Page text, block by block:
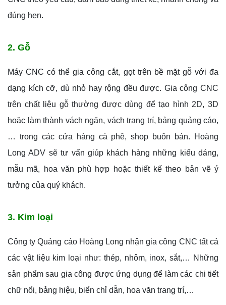
đúng hẹn.
2. Gỗ
Máy CNC có thể gia công cắt, gọt trên bề mặt gỗ với đa
dạng kích cỡ, dù nhỏ hay rộng đều được. Gia công CNC
trên chất liệu gỗ thường được dùng để tạo hình 2D, 3D
hoặc làm thành vách ngăn, vách trang trí, bảng quảng cáo,
… trong các cửa hàng cà phê, shop buôn bán. Hoàng
Long ADV sẽ tư vấn giúp khách hàng những kiểu dáng,
mẫu mã, hoa văn phù hợp hoặc thiết kế theo bản vẽ ý
tưởng của quý khách.
3. Kim loại
Công ty Quảng cáo Hoàng Long nhận gia công CNC tất cả
các vật liệu kim loại như: thép, nhôm, inox, sắt,… Những
sản phẩm sau gia công được ứng dụng để làm các chi tiết
chữ nổi, bảng hiệu, biển chỉ dẫn, hoa văn trang trí,…